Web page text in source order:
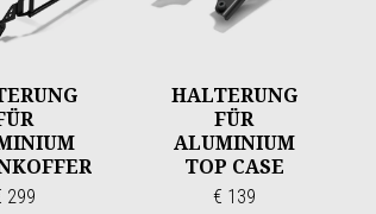
299
HALTERUNG
FÜR
ALUMINIUM
TOP CASE
€ 139